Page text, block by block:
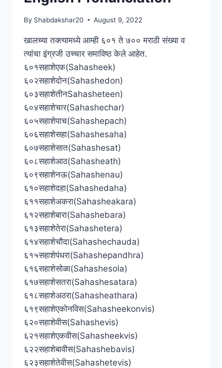
WITH
PRONUNCIATION
By Shabdakshar20 August 9, 2022
खालच्या तक्त्यामध्ये आम्ही ६०१ ते ७०० मराठी संख्या व
त्यांचा इंग्रजी उच्चार समाविष्ठ केले आहेत.
६०१सहाशेएक(Sahasheek)
६०२सहाशेदोन(Sahashedon)
६०३सहाशेतीनSahasheteen)
६०४सहाशेचार(Sahashechar)
६०५सहाशेपाच(Sahashepach)
६०६सहाशेसहा(Sahashesaha)
६०७सहाशेसात(Sahashesat)
६०८सहाशेआठ(Sahasheath)
६०९सहाशेनऊ(Sahashenau)
६१०सहाशेदहा(Sahashedaha)
६११सहाशेअकरा(Sahasheakara)
६१२सहाशेबारा(Sahashebara)
६१३सहाशेतेरा(Sahashetera)
६१४सहाशेचौदा(Sahashechauda)
६१५सहाशेपंधरा(Sahashepandhra)
६१६सहाशेसोळा(Sahashesola)
६१७सहाशेसतरा(Sahashesatara)
६१८सहाशेअठरा(Sahasheathara)
६१९सहाशेएकोनविस(Sahasheekonvis)
६२०सहाशेवीस(Sahashevis)
६२१सहाशेएकवीस(Sahasheekvis)
६२२सहाशेबावीस(Sahashebavis)
६२३सहाशेतेवीस(Sahashetevis)